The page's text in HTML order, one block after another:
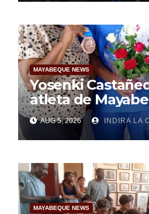
MAYABEQUE NEWS
Yosenki
atleta de
subir al podio
AUG 5, 2026 INDIRA LA
MAYABEQUE NEWS